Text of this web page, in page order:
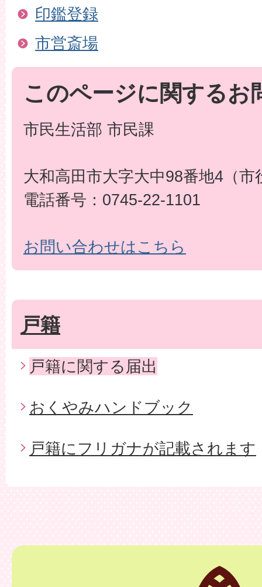
印鑑登録
市営斎場
このページに関するお
市民生活部 市民課
大和高田市大字大中98番地4（市
電話番号：0745-22-1101
お問い合わせはこちら
戸籍
戸籍に関する届出
おくやみハンドブック
戸籍にフリガナが記載されます